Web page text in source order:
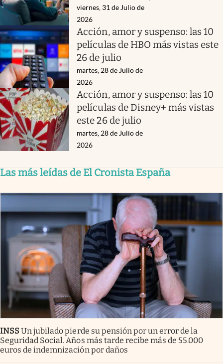
viernes, 31 de Julio de
2026
Acción, amor y suspenso: las 10
películas de HBO más vistas este
26 de julio
martes, 28 de Julio de
2026
Acción, amor y suspenso: las 10
películas de Disney+ más vistas
este 26 de julio
martes, 28 de Julio de
2026
Las más leídas de El Cronista España
INSSUn jubilado pierde su pensión por un error de la
Seguridad Social. Años más tarde recibe más de 55.000
euros de indemnización por daños